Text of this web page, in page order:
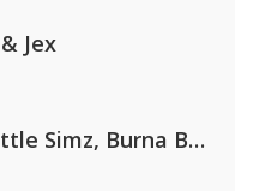
Jex
Coldplay ft. Little Simz, Burna Boy, Elyanna & Tini